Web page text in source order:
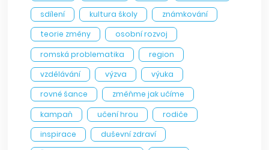
sdílení
kultura školy
známkování
teorie změny
osobní rozvoj
romská problematika
region
vzdělávání
výzva
výuka
rovné šance
změňme jak učíme
kampaň
učení hrou
rodiče
inspirace
duševní zdraví